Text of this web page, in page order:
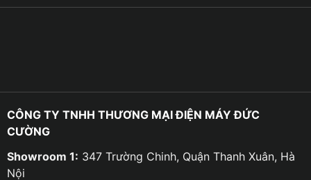
CÔNG TY TNHH THƯƠNG MẠI ĐIỆN MÁY ĐỨC
CƯỜNG
Showroom 1: 347 Trường Chinh, Quận Thanh Xuân, Hà
Nội